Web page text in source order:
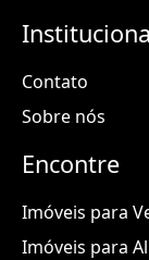
Contato
Sobre nós
Encontre
Imóveis para
Imóveis para